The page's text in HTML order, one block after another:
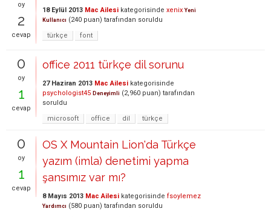
oy
2
cevap
18 Eylül 2013 Mac Ailesi kategorisinde xenix Yeni
Kullanıcı (240 puan) tarafından soruldu
türkçe
font
0
oy
1
cevap
office 2011 türkçe dil sorunu
27 Haziran 2013 Mac Ailesi kategorisinde
psychologist45 Deneyimli (2,960 puan) tarafından
soruldu
microsoft
office dil türkçe
0
oy
1
cevap
OS X Mountain Lion'da Türkçe
yazım (imla) denetimi yapma
şansımız var mı?
8 Mayıs 2013 Mac Ailesi kategorisinde fsoylemez
Yardımcı (580 puan) tarafından soruldu